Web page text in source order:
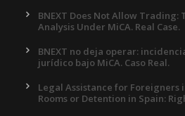
BNEXT Does Not Allow Trading:
Analysis Under MiCA. Real Case.
BNEXT no deja operar:
jurídico bajo MiCA. Caso Real.
Legal Assistance for
Rooms or Detention in Spain: